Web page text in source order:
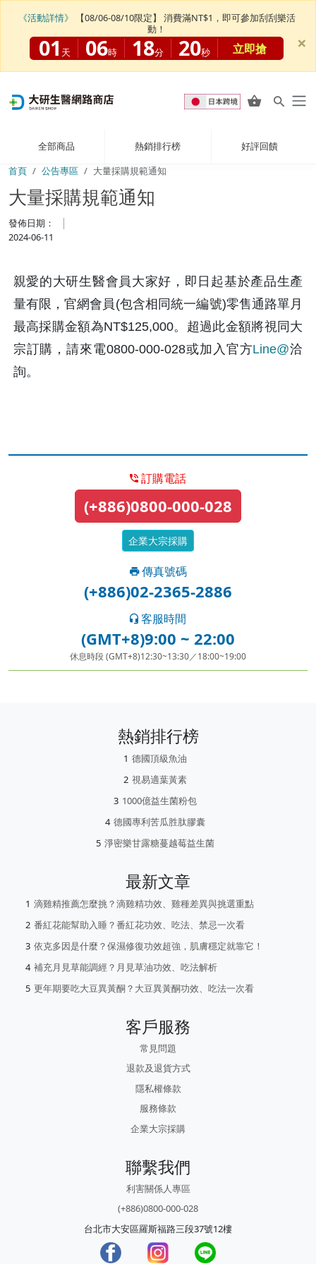
全部商品 熱銷排行榜
好評回饋
首頁
公告專區 大量採購規範通知
大量採購規範通知
發佈日期：
2024-06-11
親愛的大研生醫會員大家好，即日起基於產品生產
量有限，官網會員(包含相同統一編號)零售通路單月
最高採購金額為NT$125,000。超過此金額將視同大
宗訂購，請來電0800-000-028或加入官方Line@洽
詢。
訂購電話
(+886)0800-000-028
企業大宗採購
傳真號碼
(+886)02-2365-2886
客服時間
(GMT+8)9:00 ~ 22:00
休息時段 (GMT+8)12:30~13:30／18:00~19:00
熱銷排行榜
德國頂級魚油
視易適葉黃素
1000億益生菌粉包
德國專利苦瓜胜肽膠囊
淨密樂甘露糖蔓越莓益生菌
最新文章
滴雞精推薦怎麼挑？滴雞精功效、雞種差異與挑選重點
番紅花能幫助入睡？番紅花功效、吃法、禁忌一次看
依克多因是什麼？保濕修復功效超強，肌膚穩定就靠它！
補充月見草能調經？月見草油功效、吃法解析
更年期要吃大豆異黃酮？大豆異黃酮功效、吃法一次看
客戶服務
常見問題
退款及退貨方式
隱私權條款
服務條款
企業大宗採購
聯繫我們
利害關係人專區
(+886)0800-000-028
台北市大安區羅斯福路三段37號12樓
《活動詳情》
【08/06-08/10限定】 消費滿NT$1，即可參加刮刮樂活
動！
01 天 06時 18分 20秒 立即搶 ×